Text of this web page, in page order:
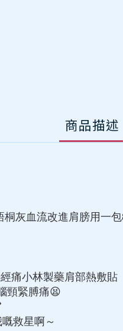
商品描述
灰血流改進肩膀用一
痛小林製藥肩部熱敷貼
頸緊膊痛😫
救星啊～